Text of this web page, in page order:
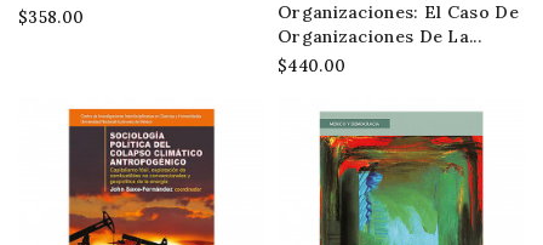
$358.00
Organizaciones: El Caso De
Organizaciones De La...
$440.00